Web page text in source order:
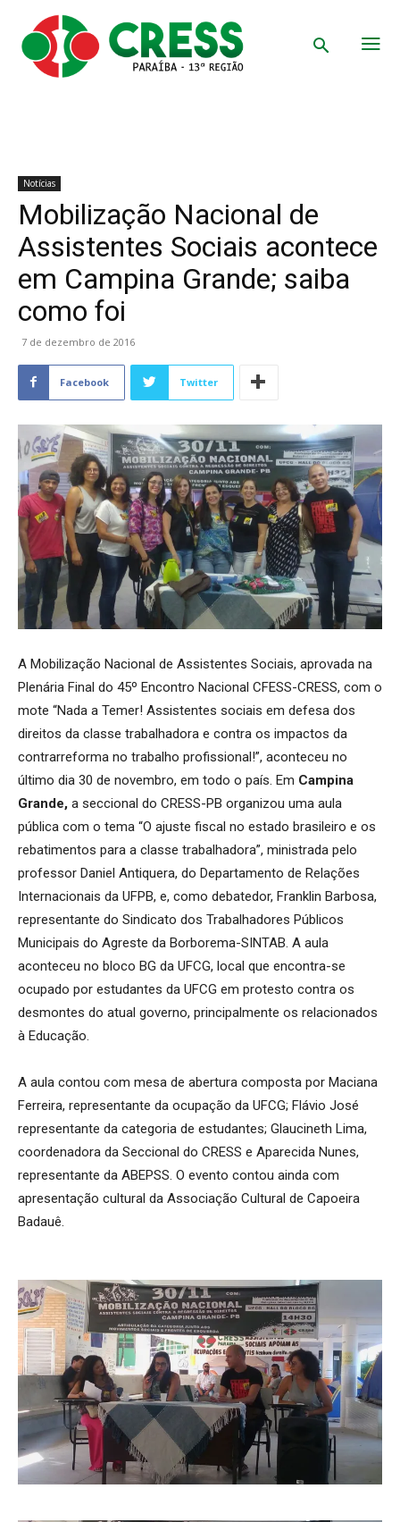
Notícias
Mobilização Nacional de
Assistentes Sociais acontece
em Campina Grande; saiba
como foi
7 de dezembro de 2016
Facebook Twitter
A Mobilização Nacional de Assistentes Sociais, aprovada na
Plenária Final do 45º Encontro Nacional CFESS-CRESS, com o
mote “Nada a Temer! Assistentes sociais em defesa dos
direitos da classe trabalhadora e contra os impactos da
contrarreforma no trabalho profissional!”, aconteceu no
último dia 30 de novembro, em todo o país. Em Campina
Grande, a seccional do CRESS-PB organizou uma aula
pública com o tema “O ajuste fiscal no estado brasileiro e os
rebatimentos para a classe trabalhadora”, ministrada pelo
professor Daniel Antiquera, do Departamento de Relações
Internacionais da UFPB, e, como debatedor, Franklin Barbosa,
representante do Sindicato dos Trabalhadores Públicos
Municipais do Agreste da Borborema-SINTAB. A aula
aconteceu no bloco BG da UFCG, local que encontra-se
ocupado por estudantes da UFCG em protesto contra os
desmontes do atual governo, principalmente os relacionados
à Educação.
A aula contou com mesa de abertura composta por Maciana
Ferreira, representante da ocupação da UFCG; Flávio José
representante da categoria de estudantes; Glaucineth Lima,
coordenadora da Seccional do CRESS e Aparecida Nunes,
representante da ABEPSS. O evento contou ainda com
apresentação cultural da Associação Cultural de Capoeira
Badauê.